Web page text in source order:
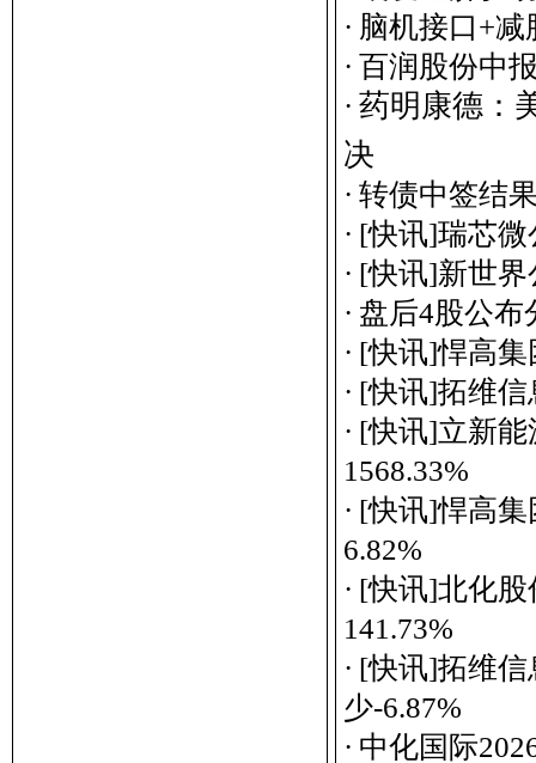
· 脑机接口+
· 百润股份中
· 药明 康德 ：
决
· 转债中签结
· [快讯]瑞芯微
· [快讯]新世界
· 盘后4股公布
· [快讯]悍高集
· [快讯]拓维信
· [快讯]立新能
1568.33%
· [快讯]悍高集
6.82%
· [快讯]北化股
141.73%
· [快讯]拓维信
少-6.87%
· 中化国际